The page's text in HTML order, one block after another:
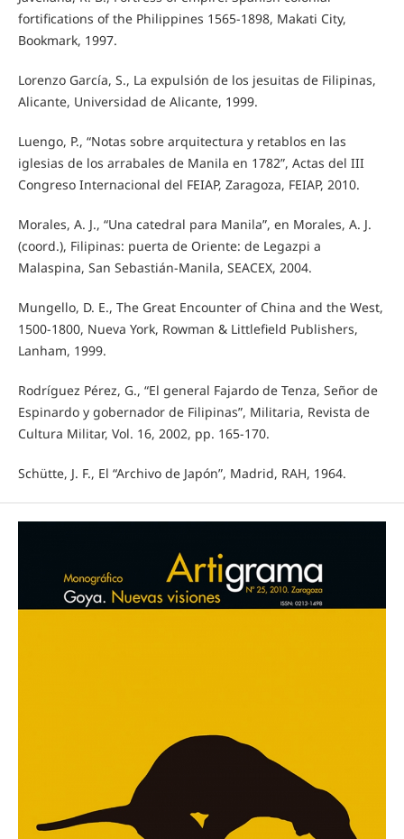
fortifications of the Philippines 1565-1898, Makati City,
Bookmark, 1997.
Lorenzo García, S., La expulsión de los jesuitas de Filipinas,
Alicante, Universidad de Alicante, 1999.
Luengo, P., “Notas sobre arquitectura y retablos en las
iglesias de los arrabales de Manila en 1782”, Actas del III
Congreso Internacional del FEIAP, Zaragoza, FEIAP, 2010.
Morales, A. J., “Una catedral para Manila”, en Morales, A. J.
(coord.), Filipinas: puerta de Oriente: de Legazpi a
Malaspina, San Sebastián-Manila, SEACEX, 2004.
Mungello, D. E., The Great Encounter of China and the West,
1500-1800, Nueva York, Rowman & Littlefield Publishers,
Lanham, 1999.
Rodríguez Pérez, G., “El general Fajardo de Tenza, Señor de
Espinardo y gobernador de Filipinas”, Militaria, Revista de
Cultura Militar, Vol. 16, 2002, pp. 165-170.
Schütte, J. F., El “Archivo de Japón”, Madrid, RAH, 1964.